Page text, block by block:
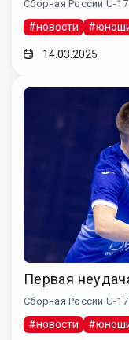
Сборная России U-
#новости
14.03.2025
Первая
Сборная России U-
#новости